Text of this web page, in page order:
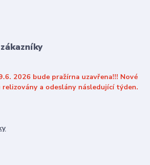
2026 bude pražírna uzavřena!!! Nové
a odeslány následující týden.